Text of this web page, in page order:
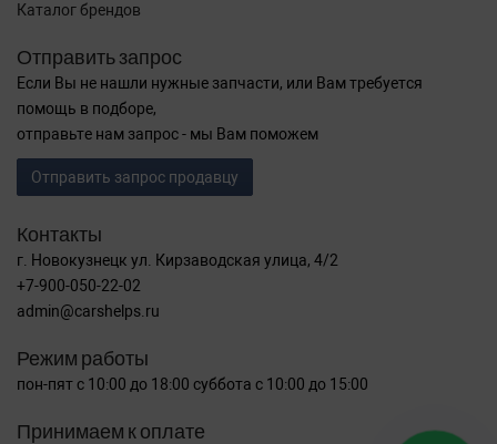
Каталог брендов
Отправить запрос
Если Вы не нашли нужные запчасти, или Вам требуется
помощь в подборе,
отправьте нам запрос - мы Вам поможем
Отправить запрос продавцу
Контакты
г. Новокузнецк ул. Кирзаводская улица, 4/2
+7-900-050-22-02
admin@carshelps.ru
Режим работы
пон-пят с 10:00 до 18:00 суббота с 10:00 до 15:00
Принимаем к оплате